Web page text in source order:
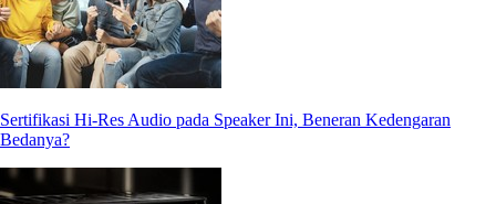
Sertifikasi Hi-Res Audio pada Speaker Ini, Beneran Kedengaran
Bedanya?